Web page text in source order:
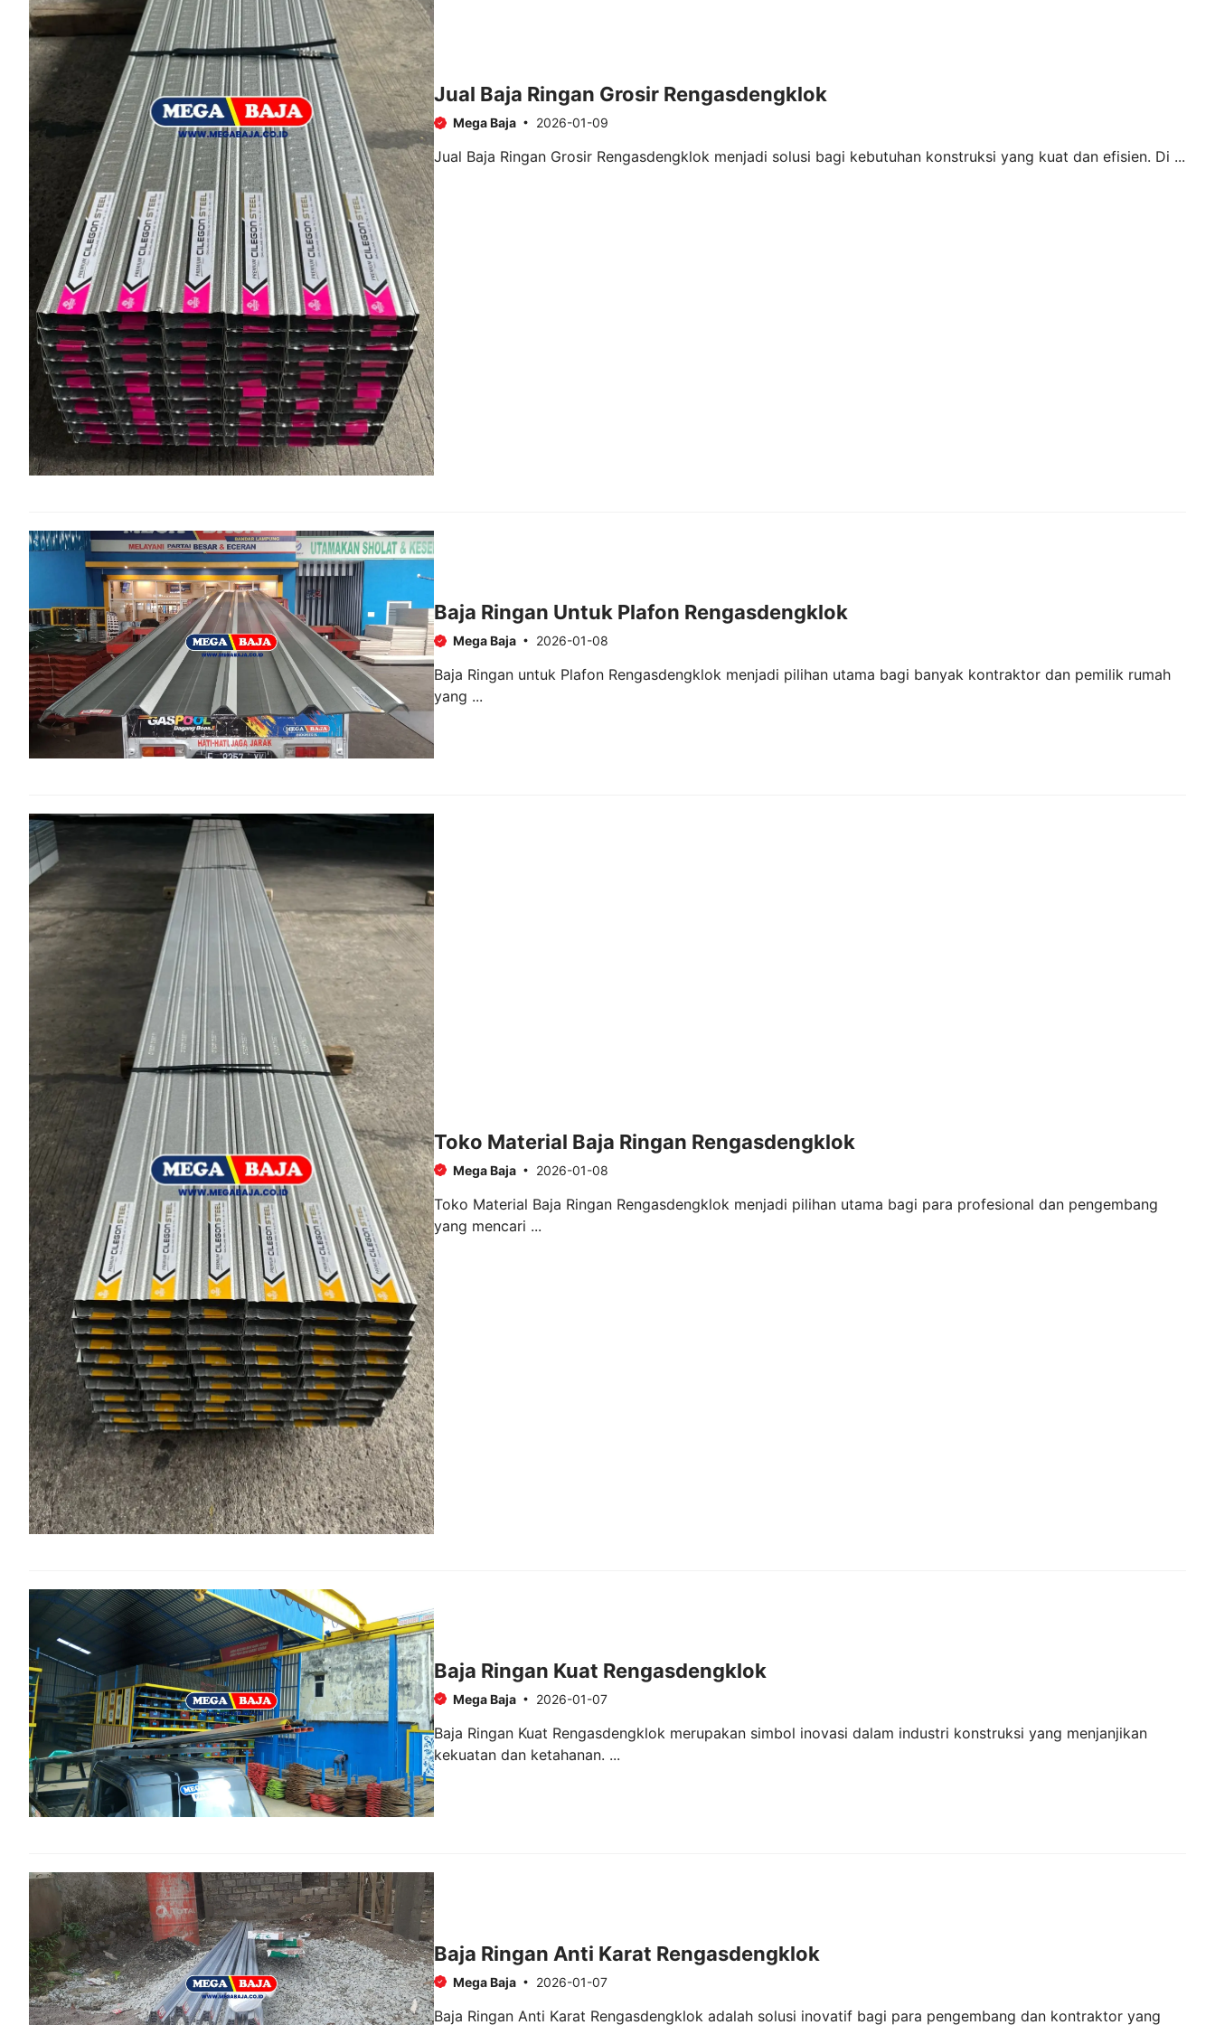
Jual Baja Ringan Grosir Rengasdengklok
Mega Baja 2026-01-09
Jual Baja Ringan Grosir Rengasdengklok menjadi solusi bagi kebutuhan konstruksi yang kuat dan efisien. Di ...
Baja Ringan Untuk Plafon Rengasdengklok
Mega Baja 2026-01-08
Baja Ringan untuk Plafon Rengasdengklok menjadi pilihan utama bagi banyak kontraktor dan pemilik rumah
yang ...
Toko Material Baja Ringan Rengasdengklok
Mega Baja 2026-01-08
Toko Material Baja Ringan Rengasdengklok menjadi pilihan utama bagi para profesional dan pengembang
yang mencari ...
Baja Ringan Kuat Rengasdengklok
Mega Baja 2026-01-07
Baja Ringan Kuat Rengasdengklok merupakan simbol inovasi dalam industri konstruksi yang menjanjikan
kekuatan dan ketahanan. ...
Baja Ringan Anti Karat Rengasdengklok
Mega Baja 2026-01-07
Baja Ringan Anti Karat Rengasdengklok adalah solusi inovatif bagi para pengembang dan kontraktor yang